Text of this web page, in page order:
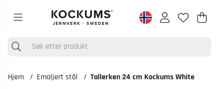
.
Hjem Emaljert stål Tallerken 24 cm Kockums White